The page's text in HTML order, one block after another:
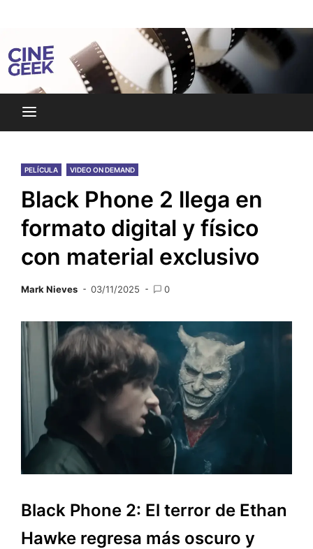
Cine Geek
PELÍCULA VIDEO ON DEMAND
Black Phone 2 llega en
formato digital y físico
con material exclusivo
Mark Nieves 03/11/2025 0
Black Phone 2: El terror de Ethan
Hawke regresa más oscuro y